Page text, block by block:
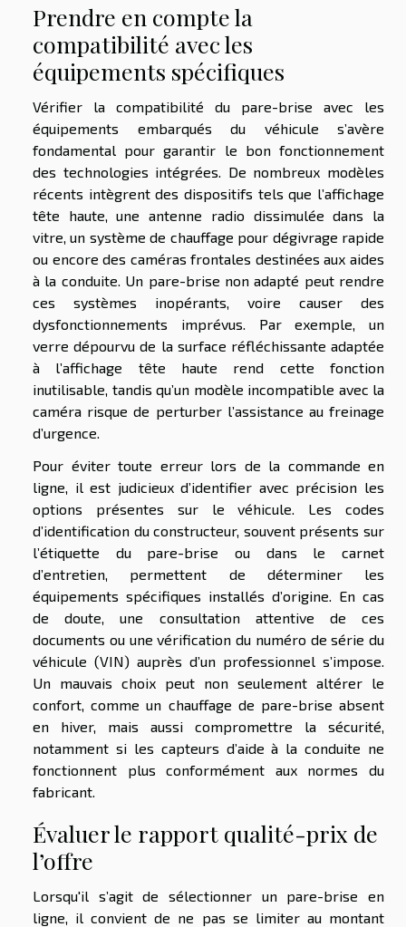
Prendre en compte la
compatibilité avec les
équipements spécifiques
Vérifier la compatibilité du pare-brise avec les
équipements embarqués du véhicule s’avère
fondamental pour garantir le bon fonctionnement
des technologies intégrées. De nombreux modèles
récents intègrent des dispositifs tels que l’affichage
tête haute, une antenne radio dissimulée dans la
vitre, un système de chauffage pour dégivrage rapide
ou encore des caméras frontales destinées aux aides
à la conduite. Un pare-brise non adapté peut rendre
ces systèmes inopérants, voire causer des
dysfonctionnements imprévus. Par exemple, un
verre dépourvu de la surface réfléchissante adaptée
à l’affichage tête haute rend cette fonction
inutilisable, tandis qu’un modèle incompatible avec la
caméra risque de perturber l’assistance au freinage
d’urgence.
Pour éviter toute erreur lors de la commande en
ligne, il est judicieux d’identifier avec précision les
options présentes sur le véhicule. Les codes
d’identification du constructeur, souvent présents sur
l’étiquette du pare-brise ou dans le carnet
d’entretien, permettent de déterminer les
équipements spécifiques installés d’origine. En cas
de doute, une consultation attentive de ces
documents ou une vérification du numéro de série du
véhicule (VIN) auprès d’un professionnel s’impose.
Un mauvais choix peut non seulement altérer le
confort, comme un chauffage de pare-brise absent
en hiver, mais aussi compromettre la sécurité,
notamment si les capteurs d’aide à la conduite ne
fonctionnent plus conformément aux normes du
fabricant.
Évaluer le rapport qualité-prix de
l’offre
Lorsqu'il s’agit de sélectionner un pare-brise en
ligne, il convient de ne pas se limiter au montant